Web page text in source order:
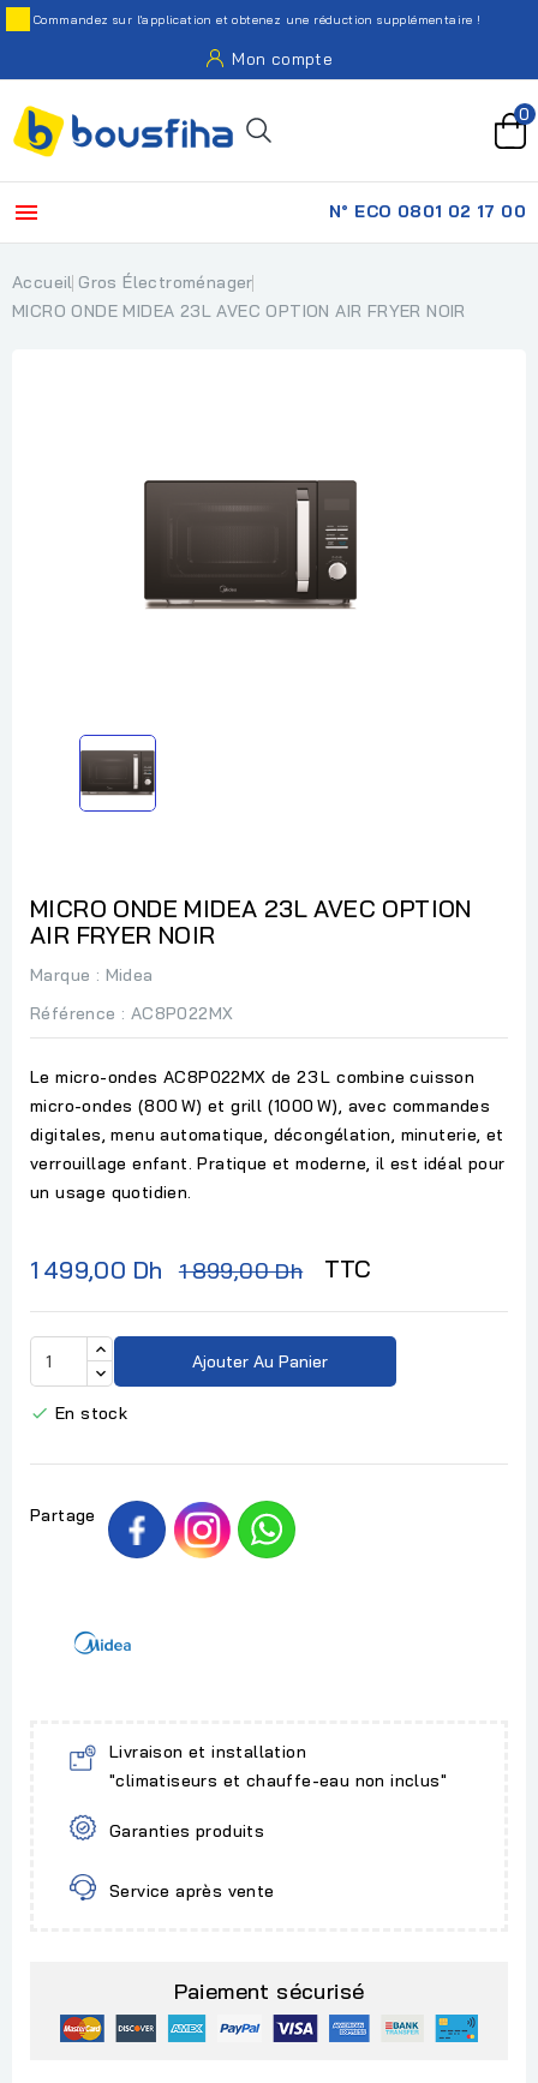
Commandez sur l'application et obtenez une réduction supplémentaire !
Mon compte
0
 N° ECO 0801 02 17 00
Accueil Gros Électroménager
MICRO ONDE MIDEA 23L AVEC OPTION AIR FRYER NOIR
MICRO ONDE MIDEA 23L AVEC OPTION
AIR FRYER NOIR
Marque : Midea
Référence : AC8P022MX
Le micro-ondes AC8P022MX de 23 L combine cuisson
micro-ondes (800 W) et grill (1000 W), avec commandes
digitales, menu automatique, décongélation, minuterie, et
verrouillage enfant. Pratique et moderne, il est idéal pour
un usage quotidien.
1 499,00 Dh 1 899,00 Dh TTC
Ajouter Au Panier
 En stock
Partage
Livraison et installation
"climatiseurs et chauffe-eau non inclus"
Garanties produits
Service après vente
Paiement sécurisé